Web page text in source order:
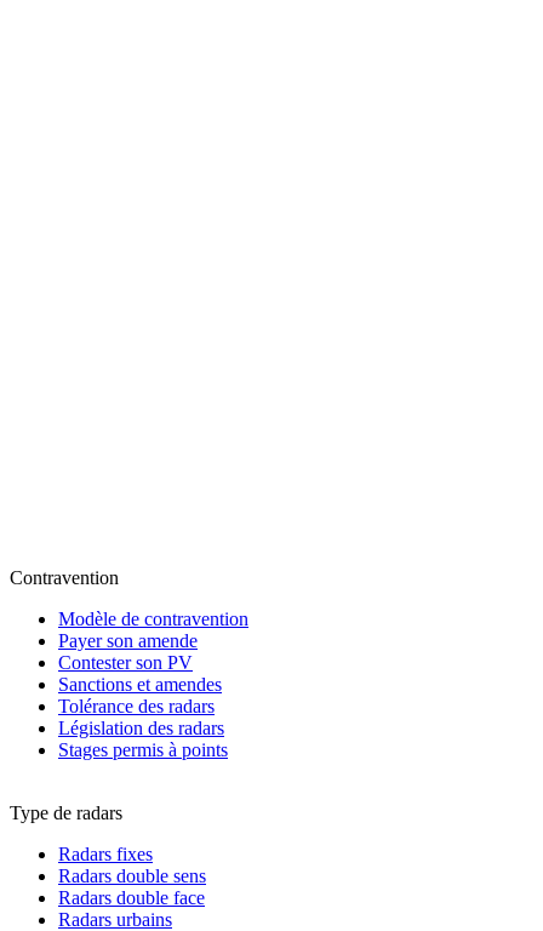
Contravention
Modèle de contravention
Payer son amende
Contester son PV
Sanctions et amendes
Tolérance des radars
Législation des radars
Stages permis à points
Type de radars
Radars fixes
Radars double sens
Radars double face
Radars urbains